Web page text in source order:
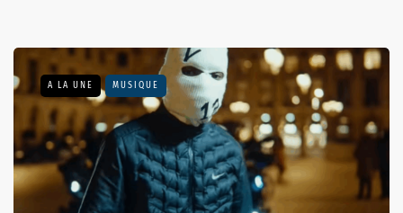
A LA UNE MUSIQUE